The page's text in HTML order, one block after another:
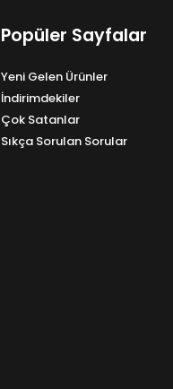
Popüler Sayfalar
Yeni Gelen Ürünler
İndirimdekiler
Çok Satanlar
Sıkça Sorulan Sorular